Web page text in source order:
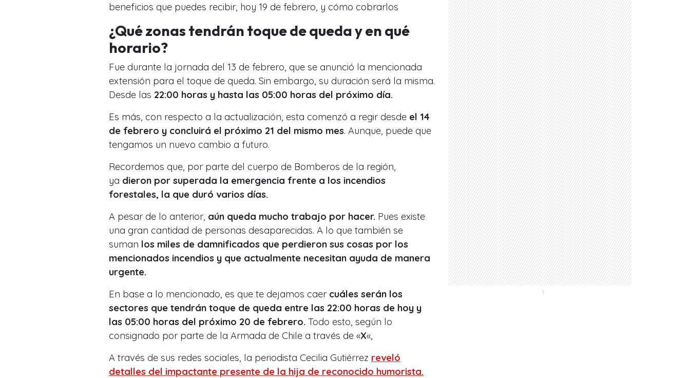
beneficios que puedes recibir, hoy 19 de febrero, y cómo cobrarlos
¿Qué zonas tendrán toque de queda y en qué
horario?
Fue durante la jornada del 13 de febrero, que se anunció la mencionada
extensión para el toque de queda. Sin embargo, su duración será la misma.
Desde las 22:00 horas y hasta las 05:00 horas del próximo día.
Es más, con respecto a la actualización, esta comenzó a regir desde el 14
de febrero y concluirá el próximo 21 del mismo mes. Aunque, puede que
tengamos un nuevo cambio a futuro.
Recordemos que, por parte del cuerpo de Bomberos de la región,
ya dieron por superada la emergencia frente a los incendios
forestales, la que duró varios días.
A pesar de lo anterior, aún queda mucho trabajo por hacer. Pues existe
una gran cantidad de personas desaparecidas. A lo que también se
suman los miles de damnificados que perdieron sus cosas por los
mencionados incendios y que actualmente necesitan ayuda de manera
urgente.
En base a lo mencionado, es que te dejamos caer cuáles serán los
sectores que tendrán toque de queda entre las 22:00 horas de hoy y
las 05:00 horas del próximo 20 de febrero. Todo esto, según lo
consignado por parte de la Armada de Chile a través de «X«,
A través de sus redes sociales, la periodista Cecilia Gutiérrez reveló
detalles del impactante presente de la hija de reconocido humorista.